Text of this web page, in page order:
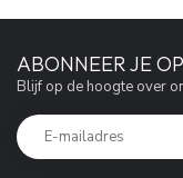
ABONNEER JE
Blijf op de hoogte over